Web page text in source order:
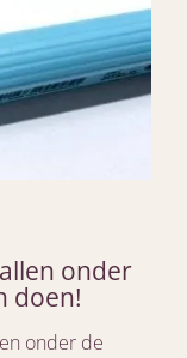
onder
doen!
onder de